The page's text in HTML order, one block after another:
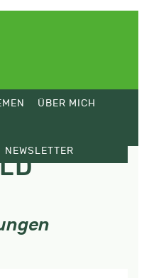
ÜBER MICH
NEWSLETTER